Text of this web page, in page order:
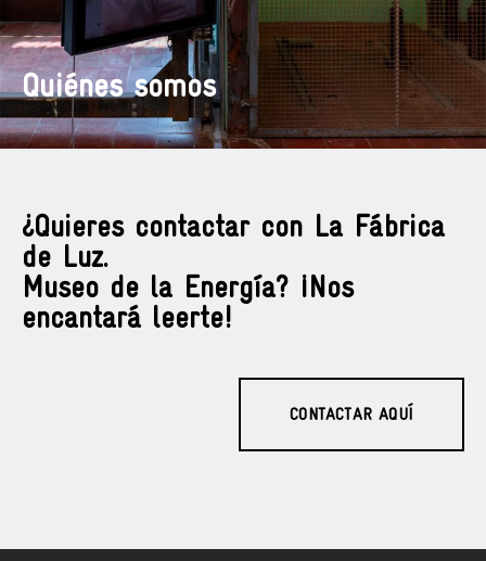
Quiénes somos
¿Quieres contactar con La Fábrica
de Luz.
Museo de la Energía? ¡Nos
encantará leerte!
CONTACTAR AQUÍ